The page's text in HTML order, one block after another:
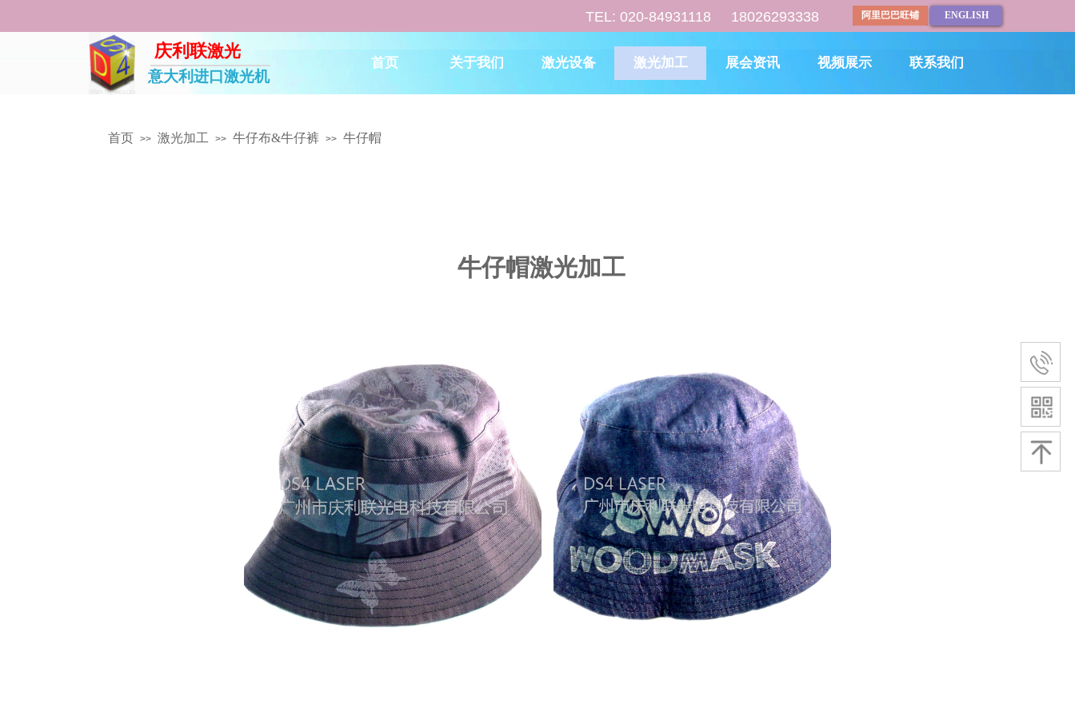
阿里巴巴旺铺 ENGLISH
TEL: 020-84931118 18026293338
首页 关于我们 激光设备 激光加工 展会资讯 视频展示 联系我们
意大利进口激光机
庆利联激光
首页 >> 激光加工 >> 牛仔布&牛仔裤 >> 牛仔帽
牛仔帽激光加工